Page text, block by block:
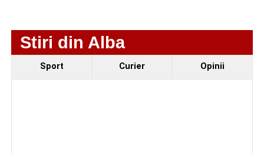
Ultimele știri din Sebeș
Stiri din Alba
Sport Curier Opinii